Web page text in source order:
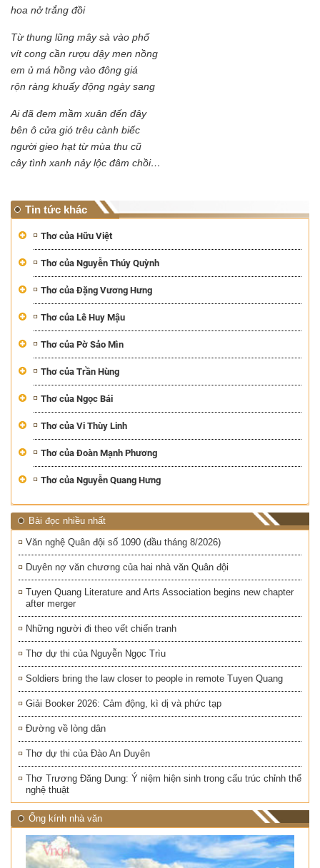
hoa nở trắng đồi
Từ thung lũng mây sà vào phố
vít cong cần rượu dậy men nồng
em ủ má hồng vào đông giá
rộn ràng khuấy động ngày sang
Ai đã đem mầm xuân đến đây
bên ô cửa gió trêu cành biếc
người gieo hạt từ mùa thu cũ
cây tình xanh nảy lộc đâm chồi…
Tin tức khác
Thơ của Hữu Việt
Thơ của Nguyễn Thúy Quỳnh
Thơ của Đặng Vương Hưng
Thơ của Lê Huy Mậu
Thơ của Pờ Sảo Mìn
Thơ của Trần Hùng
Thơ của Ngọc Bái
Thơ của Vi Thùy Linh
Thơ của Đoàn Mạnh Phương
Thơ của Nguyễn Quang Hưng
Bài đọc nhiều nhất
Văn nghệ Quân đội số 1090 (đầu tháng 8/2026)
Duyên nợ văn chương của hai nhà văn Quân đội
Tuyen Quang Literature and Arts Association begins new chapter
after merger
Những người đi theo vết chiến tranh
Thơ dự thi của Nguyễn Ngọc Trìu
Soldiers bring the law closer to people in remote Tuyen Quang
Giải Booker 2026: Cảm động, kì dị và phức tạp
Đường về lòng dân
Thơ dự thi của Đào An Duyên
Thơ Trương Đăng Dung: Ý niệm hiện sinh trong cấu trúc chỉnh thể
nghệ thuật
Ống kính nhà văn